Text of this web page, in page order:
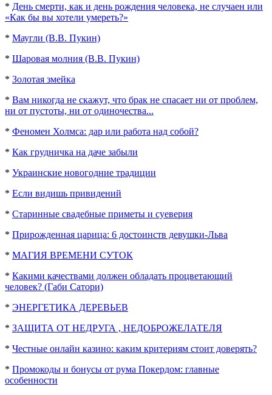
* День смерти, как и день рождения человека, не случаен или
«Как бы вы хотели умереть?»
* Маугли (В.В. Пукин)
* Шаровая молния (В.В. Пукин)
* Золотая змейка
* Вам никогда не скажут, что брак не спасает ни от проблем,
ни от пустоты, ни от одиночества...
* Феномен Холмса: дар или работа над собой?
* Как грудничка на даче забыли
* Украинские новогодние традиции
* Если видишь привидений
* Старинные свадебные приметы и суеверия
* Прирожденная царица: 6 достоинств девушки-Льва
* МАГИЯ ВРЕМЕНИ СУТОК
* Какими качествами должен обладать процветающий
человек? (Габи Сатори)
* ЭНЕРГЕТИКА ДЕРЕВЬЕВ
* ЗАЩИТА ОТ НЕДРУГА , НЕДОБРОЖЕЛАТЕЛЯ
* Честные онлайн казино: каким критериям стоит доверять?
* Промокоды и бонусы от рума Покердом: главные
особенности